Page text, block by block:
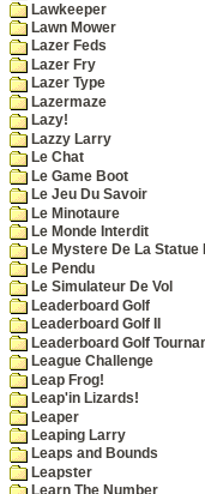
Lawkeeper
Lawn Mower
Lazer Feds
Lazer Fry
Lazer Type
Lazermaze
Lazy!
Lazzy Larry
Le Chat
Le Game Boot
Le Jeu Du Savoir
Le Minotaure
Le Monde Interdit
Le Mystere De La Statue
Le Pendu
Le Simulateur De Vol
Leaderboard Golf
Leaderboard Golf II
Leaderboard Golf
League Challenge
Leap Frog!
Leap'in Lizards!
Leaper
Leaping Larry
Leaps and Bounds
Leapster
Learn The Number